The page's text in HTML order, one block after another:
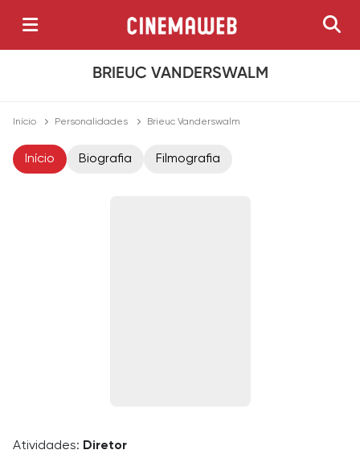
BRIEUC VANDERSWALM
Início Personalidades Brieuc Vanderswalm
Início Biografia Filmografia
Atividades: Diretor